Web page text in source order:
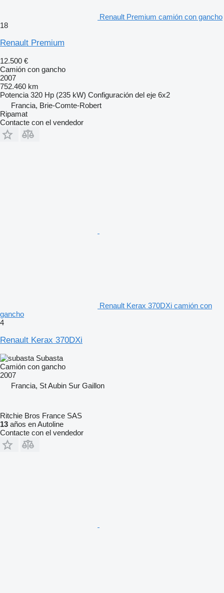
Renault Premium camión con gancho
18
Renault Premium
12.500 €
Camión con gancho
2007
752.460 km
Potencia 320 Hp (235 kW) Configuración del eje 6x2
Francia, Brie-Comte-Robert
Ripamat
Contacte con el vendedor
Renault Kerax 370DXi camión con
gancho
4
Renault Kerax 370DXi
Subasta
Camión con gancho
2007
Francia, St Aubin Sur Gaillon
Ritchie Bros France SAS
13 años en Autoline
Contacte con el vendedor